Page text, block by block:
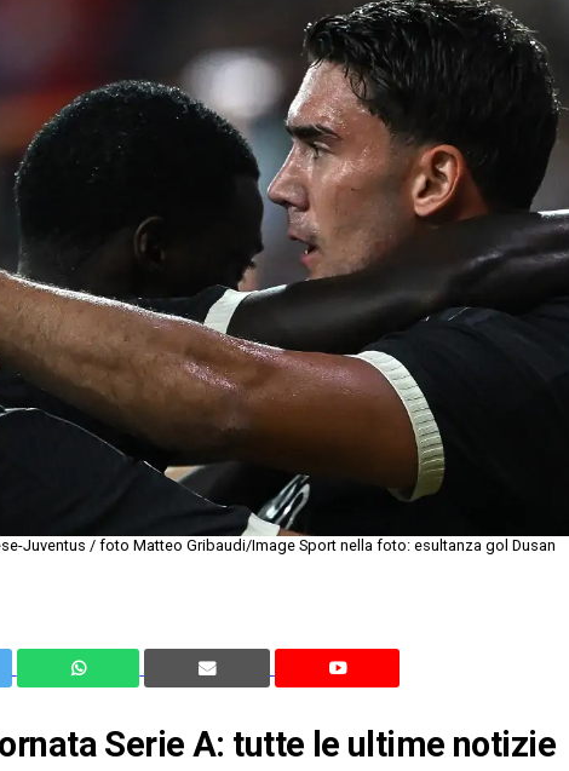
Juventus / foto Matteo Gribaudi/Image Sport nella foto: esultanza gol Dusan
Serie A: tutte le ultime notizie